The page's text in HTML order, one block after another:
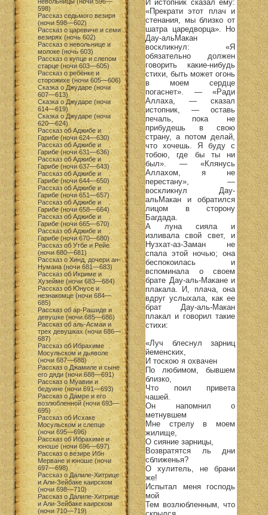
598)
Рассказ седьмого везиря
(ночи 598—602)
Рассказ о царевиче и семи
везирях (ночь 602)
Рассказ о невольнице и
молоке (ночь 603)
Рассказ о купце и слепом
старце (ночи 603—605)
Рассказ о ребёнке и
сторожихе (ночи 605—606)
Сказка о Джударе (ночи
607—613)
Сказка о Джударе (ночи
614—619)
Сказка о Джударе (ночи
620—624)
Рассказ об Аджибе и
Гарибе (ночи 624—630)
Рассказ об Аджибе и
Гарибе (ночи 631—636)
Рассказ об Аджибе и
Гарибе (ночи 637—643)
Рассказ об Аджибе и
Гарибе (ночи 644—650)
Рассказ об Аджибе и
Гарибе (ночи 651—657)
Рассказ об Аджибе и
Гарибе (ночи 658—664)
Рассказ об Аджибе и
Гарибе (ночи 665—670)
Рассказ об Аджибе и
Гарибе (ночи 670—680)
Рассказ об Утбе и Рейе
(ночи 680—681)
Рассказ о Хинд, дочери ан-
Нумана (ночи 681—683)
Рассказ об Икриме и
Хузейме (ночи 683—684)
Рассказ об Юнусе и
незнакомце (ночи 684—
685)
Рассказ об ар-Рашиде и
девушке (ночи 685—686)
Рассказ об аль-Асмаи и
трех девушках (ночи 686—
687)
Рассказ об Ибрахиме
Мосульском и дьяволе
(ночи 687—688)
Рассказ о Джамиле и сыне
его дяди (ночи 688—691)
Рассказ о Муавии и
бедуине (ночи 691—693)
Рассказ о Дамре и его
возлюбленной (ночи 693—
695)
Рассказ об Исхаке
Мосульском и слепце
(ночи 695—696)
Рассказ об Ибрахиме и
юноше (ночи 696—697)
Рассказ о везире Ибн
Мерване и юноше (ночи
697—698)
Рассказ о Далиле-Хитрице
и Али-Зейбаке каирском
(ночи 698—710)
Рассказ о Далиле-Хитрице
и Али-Зейбаке каирском
(ночи 710—719)
И истопник сказал ему:
«Прекрати этот плач и
стенания, мы близко от
шатра царедворца». Но
Дау-альМакан
воскликнул: «Я
обязательно должен
говорить какие-нибудь
стихи, быть может огонь
в моем сердце
погаснет». — «Ради
Аллаха, — сказал
истопник, — оставь
печаль, пока не
прибудешь в свою
страну, а потом делай,
что хочешь. Я буду с
тобою, где бы ты ни
был». — «Клянусь
Аллахом, я не
перестану», —
воскликнул Дау-
альМакан и обратился
лицом в сторону
Багдада.
А луна сияла и
изливала свой свет, и
Нузхат-аз-Заман не
спала этой ночью; она
беспокоилась и
вспоминала о своем
брате Дау-аль-Макане и
плакала. И, плача, она
вдруг услыхала, как ее
брат Дау-аль-Макан
плакал и говорил такие
стихи:
«Луч блеснул зарниц
йеменских,
И тоскою я охвачен
По любимом, бывшем
близко,
Что поил привета
чашей.
Он напомнил о
метнувшем
Мне стрелу в моем
жилище,
О сияние зарницы,
Возвратятся ль дни
сближенья?
О хулитель, не брани
же!
Испытал меня господь
мой
Тем возлюбленным, что